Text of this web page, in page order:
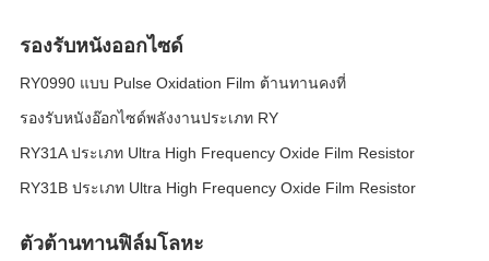
รองรับหนังออกไซด์
RY0990 แบบ Pulse Oxidation Film ต้านทานคงที่
รองรับหนังอ๊อกไซด์พลังงานประเภท RY
RY31A ประเภท Ultra High Frequency Oxide Film Resistor
RY31B ประเภท Ultra High Frequency Oxide Film Resistor
ตัวต้านทานฟิล์มโลหะ